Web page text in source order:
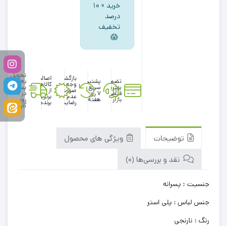
خرید » ۱۰
درصد
تخفیف
😱
تضمین
بهترین
قیمت
بازار
پشتیبانی
سریع در
۷ روز
هفته
بازگشت
وجه در
صورت
عدم
رضایت
اصالت
کالاها
از
برترین
برندها
تحویل
به
پست
در 1
روز
کاری
توضیحات
ویژگی های محصول
نقد و بررسی‌ها (0)
جنسیت : پسرانه
جنس لباس : پلی استر
رنگ : نارنجی